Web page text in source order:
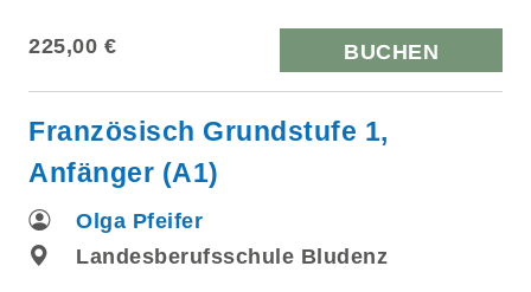
225,00 € BUCHEN
Französisch Grundstufe 1,
Anfänger (A1)
Olga Pfeifer
Landesberufsschule Bludenz